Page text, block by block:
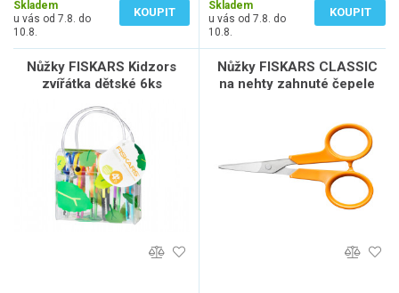
Skladem
u vás od 7.8. do
10.8.
KOUPIT
Skladem
u vás od 7.8. do
10.8.
KOUPIT
Nůžky FISKARS Kidzors
zvířátka dětské 6ks
Nůžky FISKARS CLASSIC
na nehty zahnuté čepele